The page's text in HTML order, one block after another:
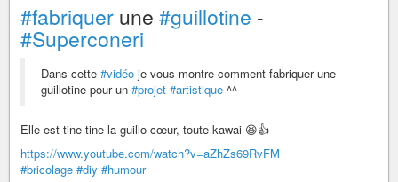
#fabriquer une #guillotine -
#Superconeri
Dans cette #vidéo je vous montre comment fabriquer une
guillotine pour un #projet #artistique ^^
Elle est tine tine la guillo cœur, toute kawai 😆👍
https://www.youtube.com/watch?v=aZhZs69RvFM
#bricolage #diy #humour